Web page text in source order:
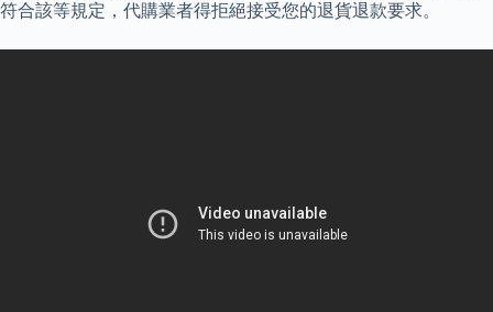
符合該等規定，代購業者得拒絕接受您的退貨退款要求。